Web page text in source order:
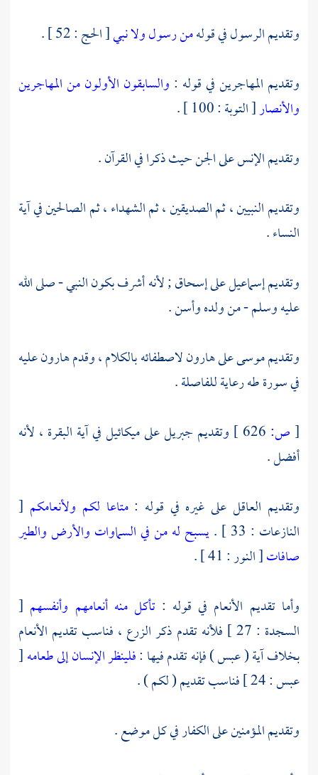
وتقديم الرسول في قولهمن رسول ولا نبي[ الحج : 52 ] .
وتقديم المهاجرينفي قوله : والسابقون الأولون من المهاجرين
والأنصار[ التوبة : 100 ] .
وتقديم الإنس على الجن حيث ذكرا في القرآن .
وتقديم النبيين ، ثم الصديقين ، ثم الشهداء ، ثم الصالحين في آية
النساء .
وتقديمإسماعيلعلىإسحاق; لأنه أشرف بكون النبي - صلى الله
عليه وسلم - من ولده وأسن .
وتقديمموسىعلىهارونلاصطفائه بالكلام ، وقدمهارونعليه
في سورة طه رعاية للفاصلة .
[ص: وتقديم جبريلعلىميكائيلفي آية البقرة ، لأنه
أفضل .
وتقديم العاقل على غيره في قوله :متاعا لكم ولأنعامكم [
النازعات : 33 ] .
يسبح له من في السماوات والأرض والطير
صافات[ النور : 41 ] .
وأما تقديم الأنعام في قوله :تأكل منه أنعامهم وأنفسهم [
السجدة : 27 ] فلأنه تقدم ذكر الزرع ، فناسب تقديم الأنعام
بخلاف آية ( عبس ) فإنه تقدم فيها :فلينظر الإنسان إلى طعامه[
عبس : 24 ] فناسب تقديم ( لكم ) .
وتقديم المؤمنين على الكفار في كل موضع .